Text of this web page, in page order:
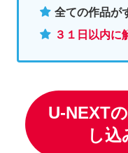
全ての作品が
３１日以内に
U-NEXT
し込